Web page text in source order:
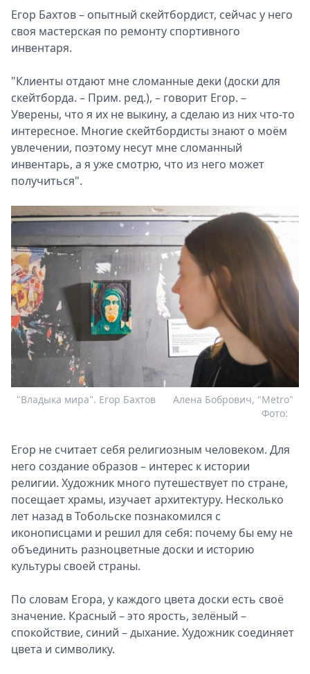
Егор Бахтов – опытный скейтбордист, сейчас у него
своя мастерская по ремонту спортивного
инвентаря.
"Клиенты отдают мне сломанные деки (доски для
скейтборда. – Прим. ред.), – говорит Егор. –
Уверены, что я их не выкину, а сделаю из них что-то
интересное. Многие скейтбордисты знают о моём
увлечении, поэтому несут мне сломанный
инвентарь, а я уже смотрю, что из него может
получиться".
"Владыка мира". Егор Бахтов
Алена Бобрович, "Metro"
Фото:
Егор не считает себя религиозным человеком. Для
него создание образов – интерес к истории
религии. Художник много путешествует по стране,
посещает храмы, изучает архитектуру. Несколько
лет назад в Тобольске познакомился с
иконописцами и решил для себя: почему бы ему не
объединить разноцветные доски и историю
культуры своей страны.
По словам Егора, у каждого цвета доски есть своё
значение. Красный – это ярость, зелёный –
спокойствие, синий – дыхание. Художник соединяет
цвета и символику.